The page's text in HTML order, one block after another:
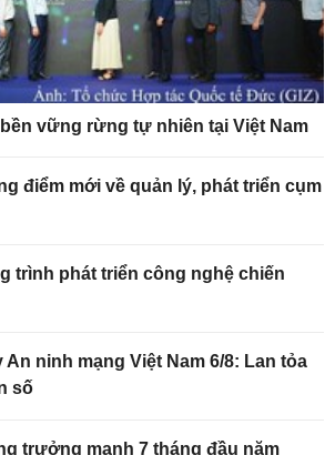
vững rừng tự nhiên tại Việt Nam
điểm mới về quản lý, phát triển cụm
trình phát triển công nghệ chiến
An ninh mạng Việt Nam 6/8: Lan tỏa
số
trưởng mạnh 7 tháng đầu năm